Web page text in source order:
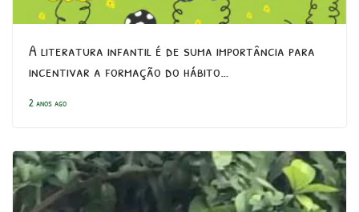
A literatura infantil é de suma importância para
incentivar a formação do hábito…
2 anos ago